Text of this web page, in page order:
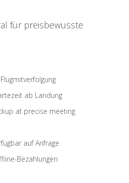
für preisbewusste
ab Landung
at precise meeting
auf Anfrage
Bezahlungen